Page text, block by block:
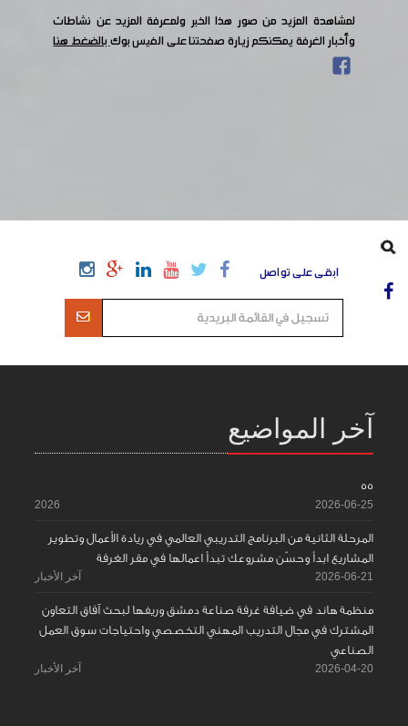
لمشاهدة المزيد من صور هذا الخبر ولمعرفة المزيد عن نشاطات
وأخبار الغرفة يمكنكم زيارة صفحتنا على الفيس بوكبالضغط هنا
ابقى على تواصل
آخر المواضيع
55
2026-06-25
2026
المرحلة الثانية من البرنامج التدريبي العالمي في ريادة الأعمال وتطوير
المشاريع ابدأ وحسّن مشروعك تبدأ اعمالها في مقر الغرفة
2026-06-21 آخر الأخبار
منظمة هاند في ضيافة غرفة صناعة دمشق وريفها لبحث آفاق التعاون
المشترك في مجال التدريب المهني التخصصي واحتياجات سوق العمل
الصناعي
2026-04-20 آخر الأخبار